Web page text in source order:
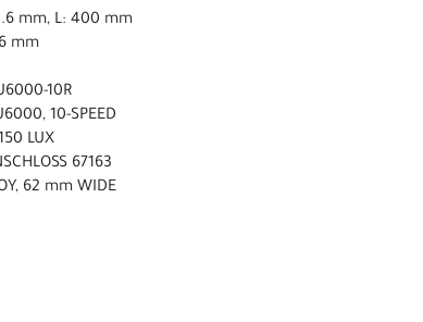
mm, L: 400 mm
mm
10R
10-SPEED
LUX
67163
62 mm WIDE